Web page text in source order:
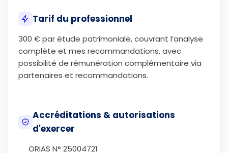
Tarif du professionnel
300 € par étude patrimoniale, couvrant l’analyse
complète et mes recommandations, avec
possibilité de rémunération complémentaire via
partenaires et recommandations.
Accréditations & autorisations
d'exercer
ORIAS N° 25004721